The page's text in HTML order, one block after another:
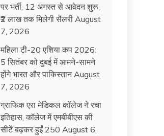
पर भर्ती, 12 अगस्त से आवेदन शुरू,
₹2 लाख तक मिलेगी सैलरी August
7, 2026
महिला टी-20 एशिया कप 2026:
5 सितंबर को दुबई में आमने-सामने
होंगे भारत और पाकिस्तान August
7, 2026
ग्राफिक एरा मेडिकल कॉलेज ने रचा
इतिहास, कॉलेज में एमबीबीएस की
सीटें बढ़कर हुईं 250 August 6,